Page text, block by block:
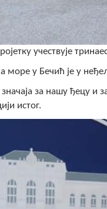
учествује
море у Бечић је у
значаја за нашу ђецу
истог.